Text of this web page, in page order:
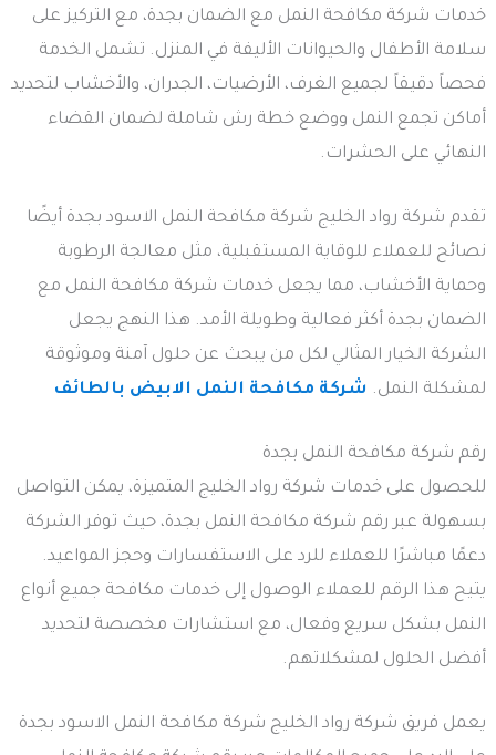
خدمات شركة مكافحة النمل مع الضمان بجدة، مع التركيز على
سلامة الأطفال والحيوانات الأليفة في المنزل. تشمل الخدمة
فحصاً دقيقاً لجميع الغرف، الأرضيات، الجدران، والأخشاب لتحديد
أماكن تجمع النمل ووضع خطة رش شاملة لضمان القضاء
النهائي على الحشرات.
تقدم شركة رواد الخليج شركة مكافحة النمل الاسود بجدة أيضًا
نصائح للعملاء للوقاية المستقبلية، مثل معالجة الرطوبة
وحماية الأخشاب، مما يجعل خدمات شركة مكافحة النمل مع
الضمان بجدة أكثر فعالية وطويلة الأمد. هذا النهج يجعل
الشركة الخيار المثالي لكل من يبحث عن حلول آمنة وموثوقة
لمشكلة النمل. شركة مكافحة النمل الابيض بالطائف
رقم شركة مكافحة النمل بجدة
للحصول على خدمات شركة رواد الخليج المتميزة، يمكن التواصل
بسهولة عبر رقم شركة مكافحة النمل بجدة، حيث توفر الشركة
دعمًا مباشرًا للعملاء للرد على الاستفسارات وحجز المواعيد.
يتيح هذا الرقم للعملاء الوصول إلى خدمات مكافحة جميع أنواع
النمل بشكل سريع وفعال، مع استشارات مخصصة لتحديد
أفضل الحلول لمشكلاتهم.
يعمل فريق شركة رواد الخليج شركة مكافحة النمل الاسود بجدة